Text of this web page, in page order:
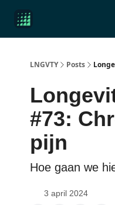
LNGVTY Posts
#73:
pijn
Hoe gaan we
3 april 2024